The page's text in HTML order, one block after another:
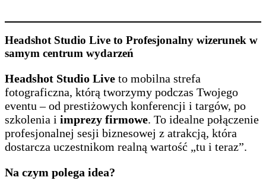
Headshot Studio Live to Profesjonalny wizerunek w
samym centrum wydarzeń
Headshot Studio Live to mobilna strefa
fotograficzna, którą tworzymy podczas Twojego
eventu – od prestiżowych konferencji i targów, po
szkolenia i imprezy firmowe. To idealne połączenie
profesjonalnej sesji biznesowej z atrakcją, która
dostarcza uczestnikom realną wartość „tu i teraz”.
Na czym polega idea?